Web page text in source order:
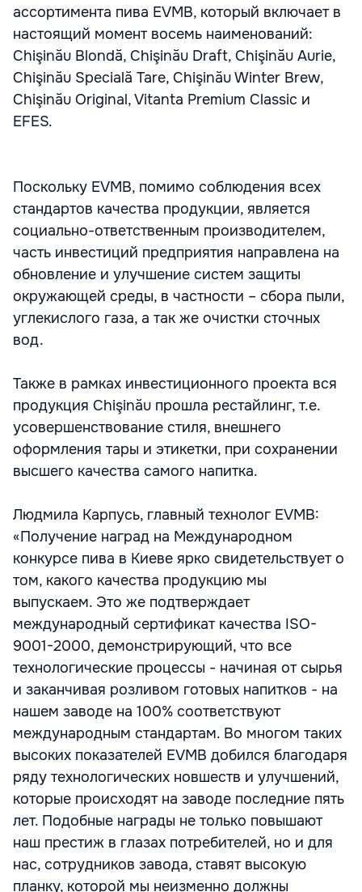
ассортимента пива EVMB, который включает в
настоящий момент восемь наименований:
Chişinău Blondă, Chişinău Draft, Chişinău Aurie,
Chişinău Specială Tare, Chişinău Winter Brew,
Chişinău Original, Vitanta Premium Classic и
EFES.
Поскольку EVMB, помимо соблюдения всех
стандартов качества продукции, является
социально-ответственным производителем,
часть инвестиций предприятия направлена на
обновление и улучшение систем защиты
окружающей среды, в частности – сбора пыли,
углекислого газа, а так же очистки сточных
вод.
Также в рамках инвестиционного проекта вся
продукция Chişinău прошла рестайлинг, т.е.
усовершенствование стиля, внешнего
оформления тары и этикетки, при сохранении
высшего качества самого напитка.
Людмила Карпусь, главный технолог EVMB:
«Получение наград на Международном
конкурсе пива в Киеве ярко свидетельствует о
том, какого качества продукцию мы
выпускаем. Это же подтверждает
международный сертификат качества ISO-
9001-2000, демонстрирующий, что все
технологические процессы - начиная от сырья
и заканчивая розливом готовых напитков - на
нашем заводе на 100% соответствуют
международным стандартам. Во многом таких
высоких показателей EVMB добился благодаря
ряду технологических новшеств и улучшений,
которые происходят на заводе последние пять
лет. Подобные награды не только повышают
наш престиж в глазах потребителей, но и для
нас, сотрудников завода, ставят высокую
планку, которой мы неизменно должны